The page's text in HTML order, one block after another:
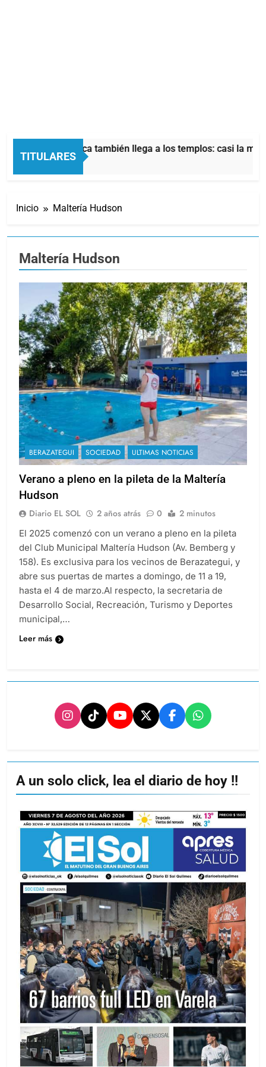
TITULARES
económica también llega a los templos: casi la mitad
Atrás
Inicio Maltería Hudson
Maltería Hudson
BERAZATEGUI SOCIEDAD ULTIMAS NOTICIAS
Verano a pleno en la pileta de la Maltería
Hudson
Diario EL SOL 2 años atrás 0 2 minutos
El 2025 comenzó con un verano a pleno en la pileta
del Club Municipal Maltería Hudson (Av. Bemberg y
158). Es exclusiva para los vecinos de Berazategui, y
abre sus puertas de martes a domingo, de 11 a 19,
hasta el 4 de marzo.Al respecto, la secretaria de
Desarrollo Social, Recreación, Turismo y Deportes
municipal,…
Leer más
A un solo click, lea el diario de hoy !!